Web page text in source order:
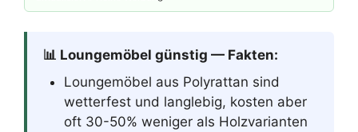
📊 Loungemöbel günstig — Fakten:
Loungemöbel aus Polyrattan sind
wetterfest und langlebig, kosten aber
oft 30-50% weniger als Holzvarianten